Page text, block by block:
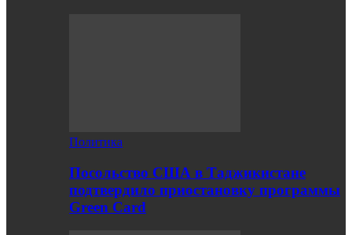
Политика
Посольство США в Таджикистане
подтвердило приостановку программы
Green Card